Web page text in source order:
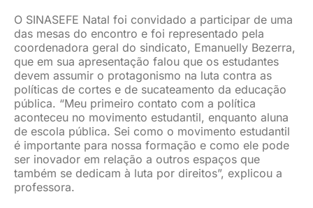
O SINASEFE Natal foi convidado a participar de uma
das mesas do encontro e foi representado pela
coordenadora geral do sindicato, Emanuelly Bezerra,
que em sua apresentação falou que os estudantes
devem assumir o protagonismo na luta contra as
políticas de cortes e de sucateamento da educação
pública. “Meu primeiro contato com a política
aconteceu no movimento estudantil, enquanto aluna
de escola pública. Sei como o movimento estudantil
é importante para nossa formação e como ele pode
ser inovador em relação a outros espaços que
também se dedicam à luta por direitos”, explicou a
professora.